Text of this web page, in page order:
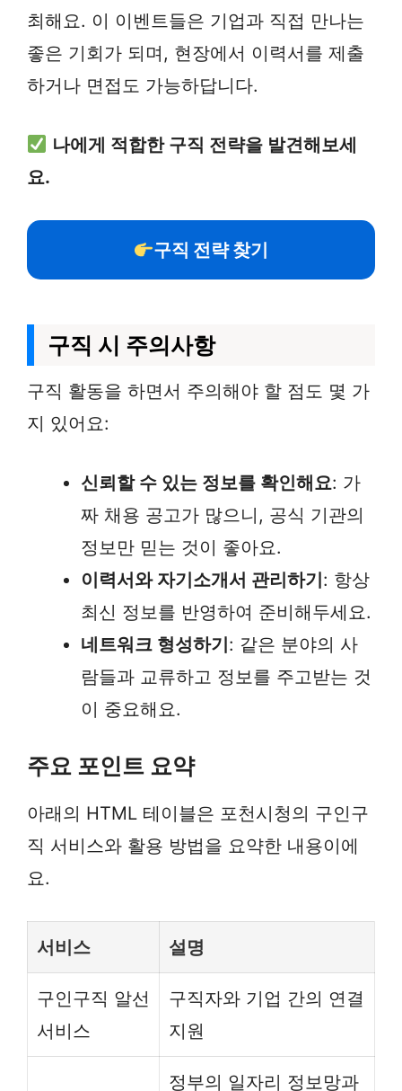
최해요. 이 이벤트들은 기업과 직접 만나는
좋은 기회가 되며, 현장에서 이력서를 제출
하거나 면접도 가능하답니다.
나에게 적합한 구직 전략을 발견해보세
요.
구직 전략 찾기
구직 시 주의사항
구직 활동을 하면서 주의해야 할 점도 몇 가
지 있어요:
신뢰할 수 있는 정보를 확인해요: 가
짜 채용 공고가 많으니, 공식 기관의
정보만 믿는 것이 좋아요.
이력서와 자기소개서 관리하기: 항상
최신 정보를 반영하여 준비해두세요.
네트워크 형성하기: 같은 분야의 사
람들과 교류하고 정보를 주고받는 것
이 중요해요.
주요 포인트 요약
아래의 HTML 테이블은 포천시청의 구인구
직 서비스와 활용 방법을 요약한 내용이에
요.
서비스 설명
구인구직 알선
서비스
구직자와 기업 간의 연결
지원
정부의 일자리 정보망과